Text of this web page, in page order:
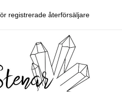
registrerade återförsäljare